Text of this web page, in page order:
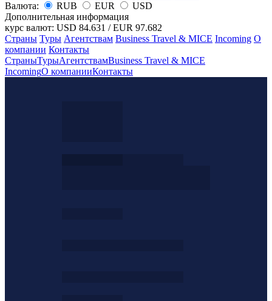
Валюта:
RUB EUR
USD
Дополнительная информация
курс валют: USD 84.631 / EUR 97.682
Страны Туры Агентствам Business Travel & MICE Incoming О
компании Контакты
СтраныТурыАгентствамBusiness Travel & MICE
IncomingО компанииКонтакты